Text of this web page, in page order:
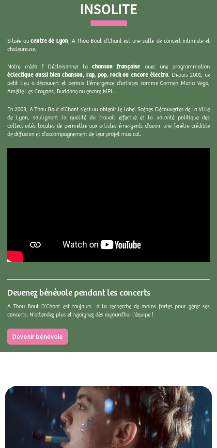
INSOLITE
Située au centre de Lyon, A Thou Bout d’Chant est une salle de concert intimiste et
chaleureuse.
Notre crédo ? Décloisonner lachanson française avec une programmation
éclectique aussi bien chanson, rap, pop, rock ou encore électro.Depuis 2001, ce
petit lieu a découvert et permis l’émergence d’artistes comme Carmen Maria Vega,
Amélie Les Crayons, Buridane ou encore MPL.
En 2003, A Thou Bout d’Chant s’est vu obtenir le label Scènes Découvertes de la Ville
de Lyon, soulignant la qualité du travail effectué et la volonté politique des
collectivités locales de permettre aux artistes émergents d’avoir une fenêtre crédible
de diffusion et d’accompagnement de leur projet musical.
Devenez bénévole pendant les concerts
A Thou Bout D’Chant est toujours à la recherche de mains fortes pour gérer ses
concerts. N’attendez plus et rejoignez dès aujourd’hui l’équipe !
Devenir bénévole